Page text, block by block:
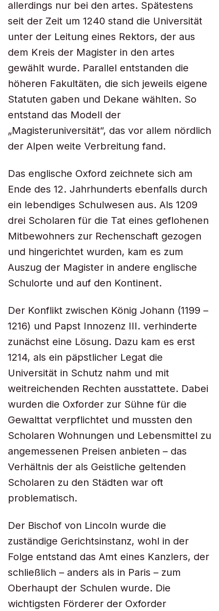
allerdings nur bei den artes. Spätestens
seit der Zeit um 1240 stand die Universität
unter der Leitung eines Rektors, der aus
dem Kreis der Magister in den artes
gewählt wurde. Parallel entstanden die
höheren Fakultäten, die sich jeweils eigene
Statuten gaben und Dekane wählten. So
entstand das Modell der
„Magisteruniversität“, das vor allem nördlich
der Alpen weite Verbreitung fand.
Das englische Oxford zeichnete sich am
Ende des 12. Jahrhunderts ebenfalls durch
ein lebendiges Schulwesen aus. Als 1209
drei Scholaren für die Tat eines geflohenen
Mitbewohners zur Rechenschaft gezogen
und hingerichtet wurden, kam es zum
Auszug der Magister in andere englische
Schulorte und auf den Kontinent.
Der Konflikt zwischen König Johann (1199 –
1216) und Papst Innozenz III. verhinderte
zunächst eine Lösung. Dazu kam es erst
1214, als ein päpstlicher Legat die
Universität in Schutz nahm und mit
weitreichenden Rechten ausstattete. Dabei
wurden die Oxforder zur Sühne für die
Gewalttat verpflichtet und mussten den
Scholaren Wohnungen und Lebensmittel zu
angemessenen Preisen anbieten – das
Verhältnis der als Geistliche geltenden
Scholaren zu den Städten war oft
problematisch.
Der Bischof von Lincoln wurde die
zuständige Gerichtsinstanz, wohl in der
Folge entstand das Amt eines Kanzlers, der
schließlich – anders als in Paris – zum
Oberhaupt der Schulen wurde. Die
wichtigsten Förderer der Oxforder